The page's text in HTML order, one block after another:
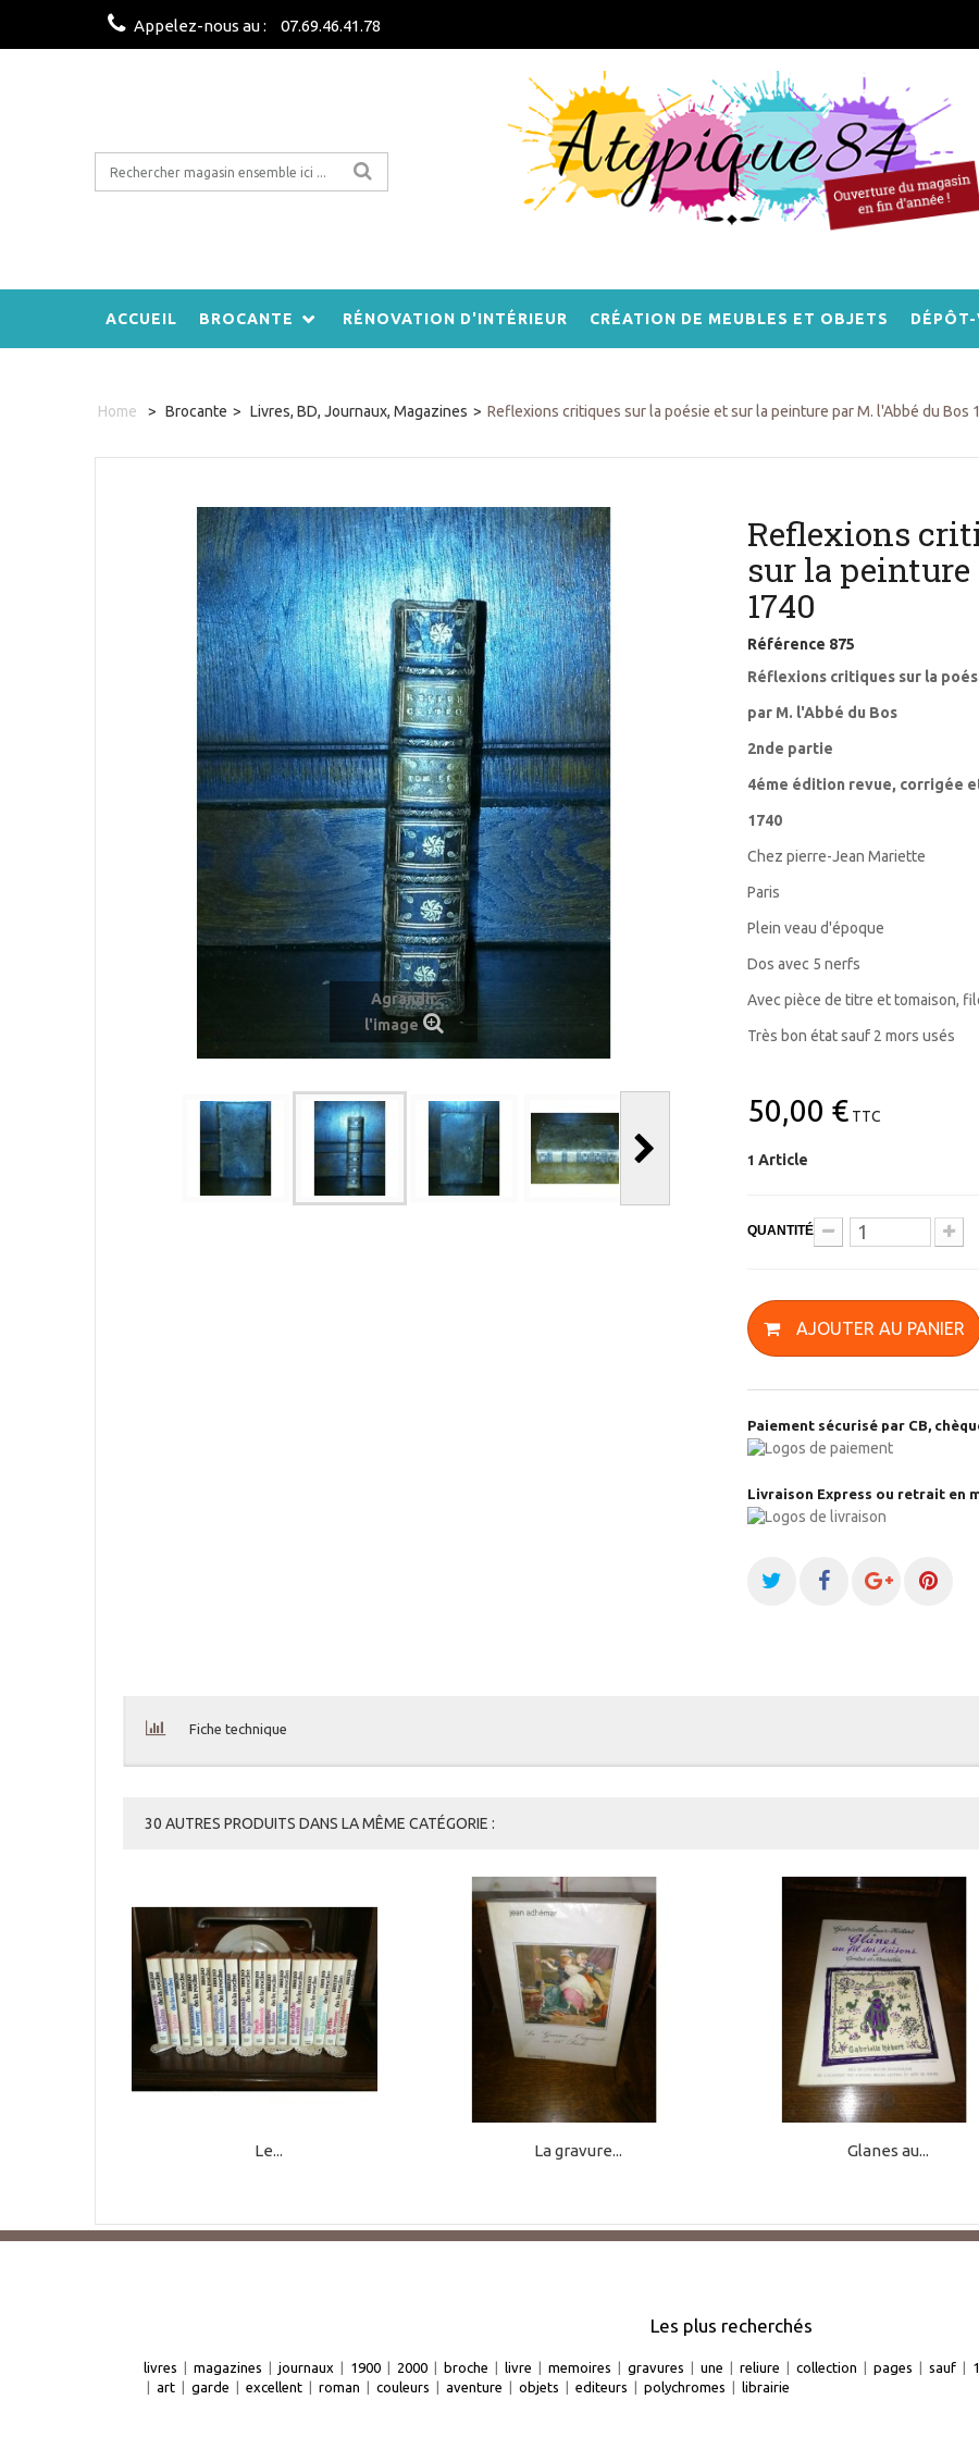
Appelez-nous au : 07.69.46.41.78
ACCUEIL BROCANTE RÉNOVATION D'INTÉRIEUR CRÉATION DE MEUBLES ET OBJETS
Home > Brocante > Livres, BD, Journaux, Magazines > Reflexions critiques sur la poésie et sur la peinture par M. l'Abbé du Bos
Agrandir
l'image
Reflexions
sur la peinture
1740
Référence 875
Réflexions critiques sur la
par M. l'Abbé du Bos
2nde partie
4éme édition revue, corrigée
1740
Chez pierre-Jean Mariette
Paris
Plein veau d'époque
Dos avec 5 nerfs
Avec pièce de titre et tomaison,
Très bon état sauf 2 mors usés
50,00 € TTC
1 Article
QUANTITÉ
AJOUTER AU PANIER
Paiement sécurisé par CB,
Livraison Express ou retrait en
Fiche technique
30 AUTRES PRODUITS DANS LA MÊME CATÉGORIE :
Le... La gravure... Glanes au...
Les plus recherchés
livres | magazines | journaux | 1900 | 2000 | broche | livre | memoires | gravures | une | reliure | collection | pages | sauf |
| art | garde | excellent | roman | couleurs | aventure | objets | editeurs | polychromes | librairie